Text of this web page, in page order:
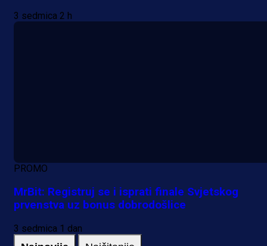
3 sedmica 2 h
PROMO
MrBit: Registruj se i isprati finale Svjetskog
prvenstva uz bonus dobrodošlice
3 sedmica 1 dan